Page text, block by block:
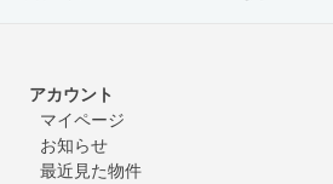
アカウント
マイページ
お知らせ
最近見た物件